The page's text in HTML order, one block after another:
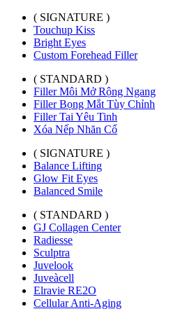
( SIGNATURE )
Touchup Kiss
Bright Eyes
Custom Forehead Filler
( STANDARD )
Filler Môi Mở Rộng Ngang
Filler Bọng Mắt Tùy Chỉnh
Filler Tai Yêu Tinh
Xóa Nếp Nhăn Cổ
( SIGNATURE )
Balance Lifting
Glow Fit Eyes
Balanced Smile
( STANDARD )
GJ Collagen Center
Radiesse
Sculptra
Juvelook
Juveàcell
Elravie RE2O
Cellular Anti-Aging